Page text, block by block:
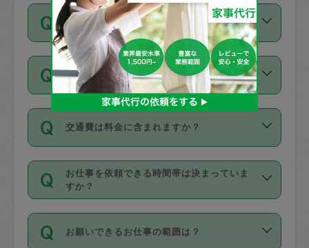
は、タスカジさんに事前に相談し、合意
の上事前申請することが必要です。な
お、3時間を下回っても、値引き等はござ
いません。
11種類の価格帯の中からタスカジさん自
身が価格を選んで設定しています。
タスカジさんの価格設定には最初は制限
があり、レビュー件数、レビューの平均
値、などで除々に設定可能な最高額が上
がっていく仕組みになっています。
支払い方法を教えてください
お支払方法はクレジットカード（Visa／
Master／JCB／AMERICAN EXPRESS／
Diners Club）のみとなります。
カード情報のご登録は、依頼リクエスト
を行う際にご入力ください。プロフィー
ル登録時にはご入力いただかなくても大
丈夫です。
デビットカード・プリペイドカード（Vプ
リカ、au WALLETなど）は支払にはご利
銀行振込や現金払いも対応していませ
同じタスカジさんに定期的にお願いする場
合はお得になる？
依頼には「スポット」と「定期（毎週｜
隔週）」があり、「定期」の依頼は「ス
ポット」よりお得な料金でご利用できま
す。
定期の最低利用回数は設けていない代わ
りに、一定数を超えたキャンセルは有償
交通費は料金に含まれますか？
交通費は依頼料金とは別途発生し、依頼
料金のご請求と合わせてお支払いとなり
ます。交通費の金額は「依頼の詳細」に
お仕事を依頼できる時間帯は決まっていま
すか？
時間帯は3種類あります。いずれも１回あ
たり３時間です。
お願いできるお仕事の範囲は？